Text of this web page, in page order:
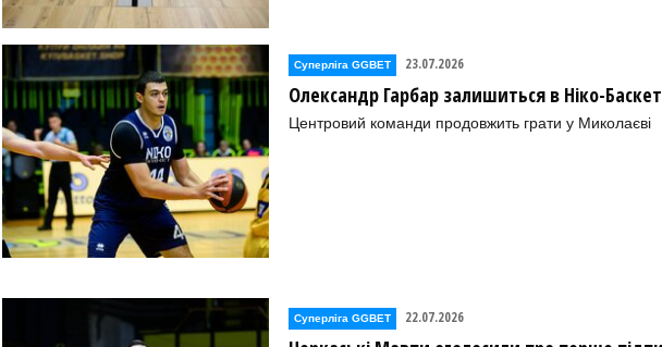
Суперліга GGBET 23.07.2026
Олександр Гарбар залишиться в Ніко-Баскет
Центровий команди продовжить грати у Миколаєві
Суперліга GGBET 22.07.2026